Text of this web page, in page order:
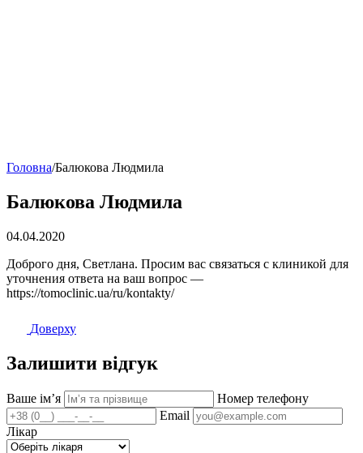
Головна/Балюкова Людмила
Балюкова Людмила
04.04.2020
Доброго дня, Светлана. Просим вас связаться с клиникой для
уточнения ответа на ваш вопрос —
https://tomoclinic.ua/ru/kontakty/
Доверху
Залишити відгук
Ваше імʼя
Номер телефону
Email
Лікар